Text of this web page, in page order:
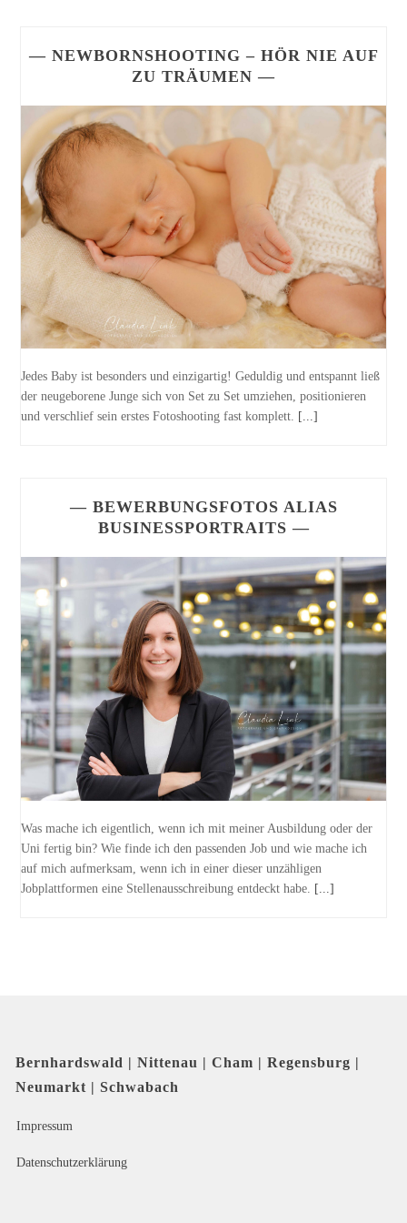
— NEWBORNSHOOTING – HÖR NIE AUF
ZU TRÄUMEN —
Jedes Baby ist besonders und einzigartig! Geduldig und entspannt ließ
der neugeborene Junge sich von Set zu Set umziehen, positionieren
und verschlief sein erstes Fotoshooting fast komplett. [...]
— BEWERBUNGSFOTOS ALIAS
BUSINESSPORTRAITS —
Was mache ich eigentlich, wenn ich mit meiner Ausbildung oder der
Uni fertig bin? Wie finde ich den passenden Job und wie mache ich
auf mich aufmerksam, wenn ich in einer dieser unzähligen
Jobplattformen eine Stellenausschreibung entdeckt habe.
[...]
Bernhardswald | Nittenau | Cham | Regensburg |
Neumarkt | Schwabach
Impressum
Datenschutzerklärung